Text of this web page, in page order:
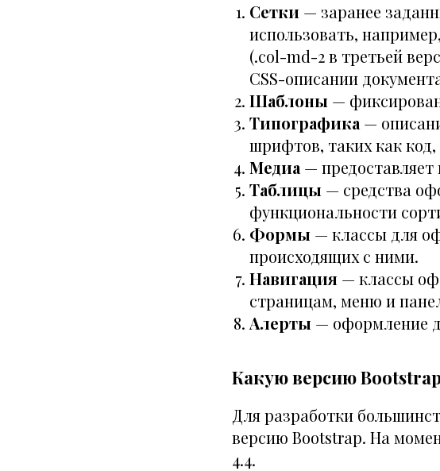
Сетки — заранее
использовать,
(.col-md-2 в третьей
CSS-описании
Шаблоны —
Типографика —
шрифтов, таких как
Медиа —
Таблицы — средства
функциональности
Формы — классы для
происходящих с ними.
Навигация — классы
страницам, меню и
Алерты — оформление
Какую версию
Для разработки
версию Bootstrap. На
4.4.